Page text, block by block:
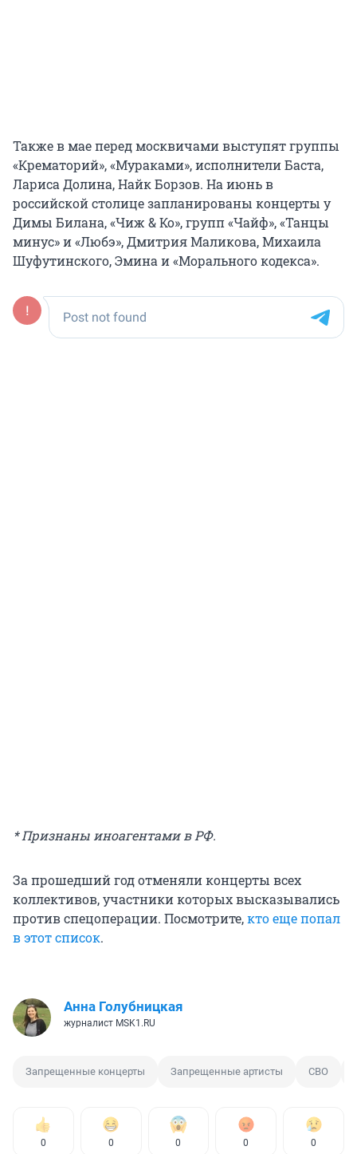
Также в мае перед москвичами выступят группы
«Крематорий», «Мураками», исполнители Баста,
Лариса Долина, Найк Борзов. На июнь в
российской столице запланированы концерты у
Димы Билана, «Чиж & Ко», групп «Чайф», «Танцы
минус» и «Любэ», Дмитрия Маликова, Михаила
Шуфутинского, Эмина и «Морального кодекса».
* Признаны иноагентами в РФ.
За прошедший год отменяли концерты всех
коллективов, участники которых высказывались
против спецоперации. Посмотрите,кто еще попал
в этот список.
Анна Голубницкая
журналист MSK1.RU
Запрещенные концерты Запрещенные артисты СВО
0 0 0 0 0